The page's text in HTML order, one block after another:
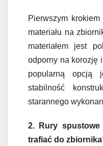
Pierwszym
materiału na
materiałem jest
odporny na korozję
popularną opcją
stabilność
starannego
2. Rury
trafiać do